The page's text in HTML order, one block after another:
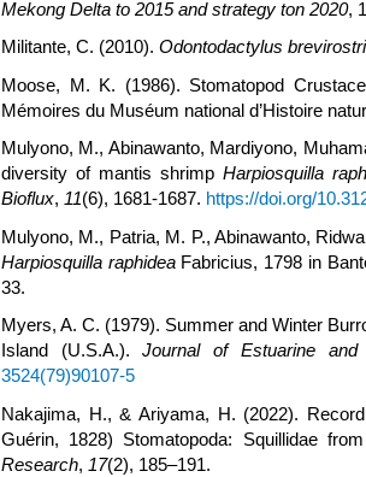
Mekong Delta to 2015 and strategy ton 2020,
Militante, C. (2010). Odontodactylus
Moose, M. K. (1986). Stomatopod
Mémoires du Muséum national d’Histoire
Mulyono, M., Abinawanto, Mardiyono,
diversity of mantis shrimp Harpiosquilla
Bioflux, 11(6), 1681-1687. https://doi.org/
Mulyono, M., Patria, M. P., Abinawanto,
Harpiosquilla raphideaFabricius, 1798 in
33.
Myers, A. C. (1979). Summer and Winter
Island (U.S.A.).Journal of Estuarine
3524(79)90107-5
Nakajima, H., & Ariyama, H. (2022).
Guérin, 1828) Stomatopoda: Squillidae
Research, 17(2), 185–191.